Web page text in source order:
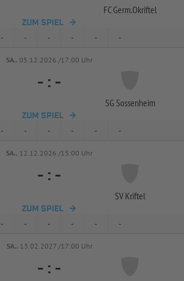
FC Germ.Okriftel
ZUM SPIEL
- - - - - -
SA.. 05.12.2026 /17:00 Uhr
- : -
SG Sossenheim
ZUM SPIEL
- - - - - -
SA.. 12.12.2026 /15:00 Uhr
- : -
SV Kriftel
ZUM SPIEL
- - - - - -
SA.. 13.02.2027 /17:00 Uhr
- : -